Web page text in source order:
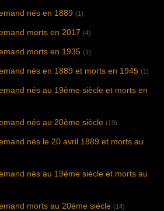
nés en 1889 (1)
morts en 2017 (4)
morts en 1935 (1)
nés en 1889 et morts en 1945 (1)
nés au 19ème siècle et morts en
nés au 20ème siècle (19)
nés le 20 avril 1889 et morts au
nés au 19ème siècle et morts au
morts au 20ème siècle (14)